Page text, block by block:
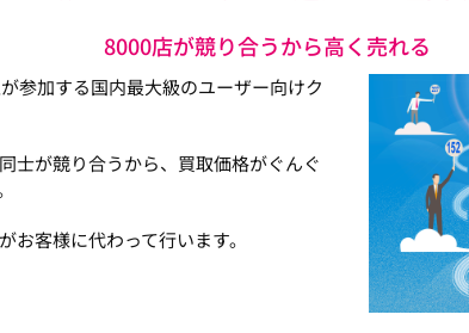
8000店が競り合うから高く売れる
参加する国内最大級のユーザー向けク
士が競り合うから、買取価格がぐんぐ
客様に代わって行います。